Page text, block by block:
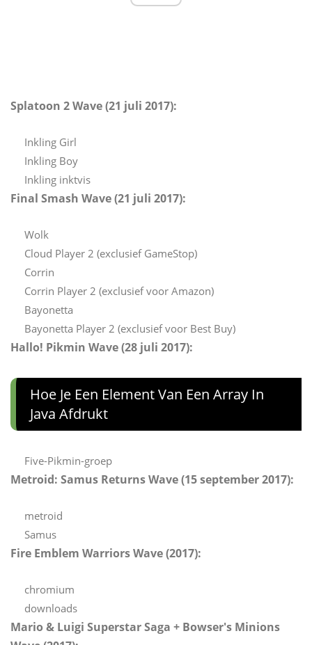
Splatoon 2 Wave (21 juli 2017):
Inkling Girl
Inkling Boy
Inkling inktvis
Final Smash Wave (21 juli 2017):
Wolk
Cloud Player 2 (exclusief GameStop)
Corrin
Corrin Player 2 (exclusief voor Amazon)
Bayonetta
Bayonetta Player 2 (exclusief voor Best Buy)
Hallo! Pikmin Wave (28 juli 2017):
Hoe Je Een Element Van Een Array In
Java Afdrukt
Five-Pikmin-groep
Metroid: Samus Returns Wave (15 september 2017):
metroid
Samus
Fire Emblem Warriors Wave (2017):
chromium
downloads
Mario & Luigi Superstar Saga + Bowser's Minions